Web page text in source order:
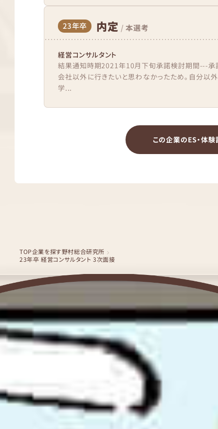
23年卒 内定 / 本選考
経営コンサルタント
結果通知時期2021年10月下旬承諾検討期間---承
会社以外に行きたいと思わなかったため。自分以
学...
この企業のES・体験
TOP企業を探す野村総合研究所
23年卒 経営コンサルタント 3次面接